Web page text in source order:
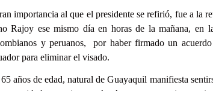
importancia al que el presidente se refirió, fue a la
Rajoy ese mismo día en horas de la mañana, en
y peruanos, por haber firmado un
para eliminar el visado.
años de edad, natural de Guayaquil manifiesta